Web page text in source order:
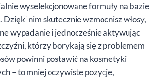
wyselekcjonowane formuły na bazie
nim skutecznie wzmocnisz włosy,
wypadanie i jednocześnie aktywując
którzy borykają się z problemem
powinni postawić na kosmetyki
– to mniej oczywiste pozycje,